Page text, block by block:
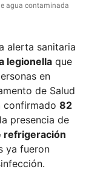
agua contaminada
alerta sanitaria
legionella que
en
de Salud
confirmado 82
presencia de
refrigeración
ya fueron